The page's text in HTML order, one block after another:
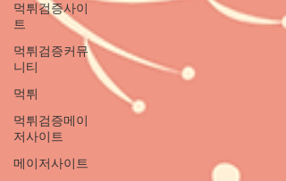
먹튀검증사이
트
먹튀검증커뮤
니티
먹튀
먹튀검증메이
저사이트
메이저사이트